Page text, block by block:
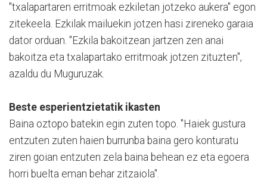
"txalapartaren erritmoak ezkiletan jotzeko aukera" egon
zitekeela. Ezkilak mailuekin jotzen hasi zireneko garaia
dator orduan. "Ezkila bakoitzean jartzen zen anai
bakoitza eta txalapartako erritmoak jotzen zituzten",
azaldu du Muguruzak.
Beste esperientzietatik ikasten
Baina oztopo batekin egin zuten topo. "Haiek gustura
entzuten zuten haien burrunba baina gero konturatu
ziren goian entzuten zela baina behean ez eta egoera
horri buelta eman behar zitzaiola".